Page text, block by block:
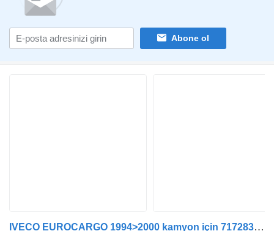
Abone ol
IVECO EUROCARGO 1994>2000 kamyon için 7172837 7172839 aks